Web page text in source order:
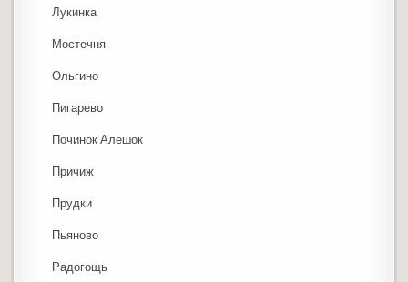
Лукинка
Мостечня
Ольгино
Пигарево
Починок Алешок
Причиж
Прудки
Пьяново
Радогощь